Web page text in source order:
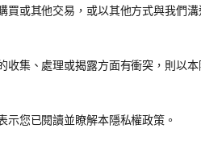
買或其他交易，或以其他方式與我們
集、處理或揭露方面有衝突，則以
您已閱讀並瞭解本隱私權政策。